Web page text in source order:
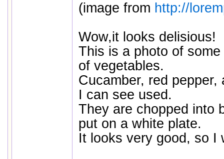
(image from http://
Wow,it looks delisious!
This is a photo of
of vegetables.
Cucamber, red pepper,
I can see used.
They are chopped into
put on a white plate.
It looks very good, so I